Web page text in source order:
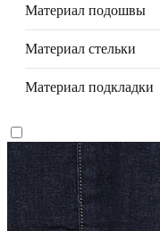
Материал подошвы
Материал стельки
Материал подкладки